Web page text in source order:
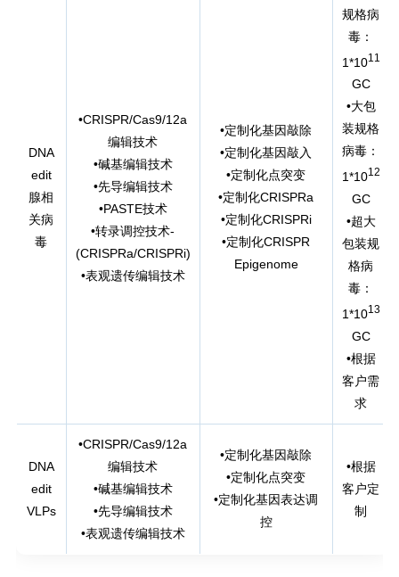
DNA
edit
腺相
关病
毒
•CRISPR/Cas9/12a
编辑技术
•碱基编辑技术
•先导编辑技术
•PASTE技术
•转录调控技术-
(CRISPRa/CRISPRi)
•表观遗传编辑技术
•定制化基因敲除
•定制化基因敲入
•定制化点突变
•定制化CRISPRa
•定制化CRISPRi
•定制化CRISPR
Epigenome
规格病
毒：
1*1011
GC
•大包
装规格
病毒：
1*1012
GC
•超大
包装规
格病
毒：
1*1013
GC
•根据
客户需
求
DNA
edit
VLPs
•CRISPR/Cas9/12a
编辑技术
•碱基编辑技术
•先导编辑技术
•表观遗传编辑技术
•定制化基因敲除
•定制化点突变
•定制化基因表达调
控
•根据
客户定
制